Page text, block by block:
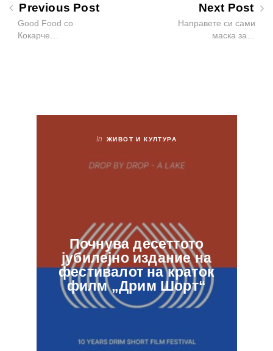
Previous Post
Good Food со
Кокарче…
Next Post
Направете си сами
маска за…
In ЖИВОТ И КУЛТУРА
Почнува десеттото
јубилејно издание на
фестивалот на краток
филм „Дрим Шорт“